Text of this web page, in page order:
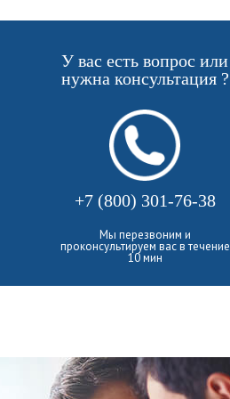
У вас есть вопрос или
нужна консультация ?
+7 (800) 301-76-38
Мы перезвоним и
проконсультируем вас в течение
10 мин